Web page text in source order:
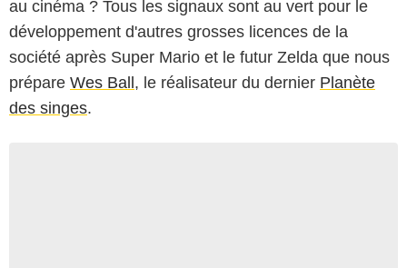
au cinéma ? Tous les signaux sont au vert pour le
développement d'autres grosses licences de la
société après Super Mario et le futur Zelda que nous
prépare Wes Ball, le réalisateur du dernier Planète
des singes.